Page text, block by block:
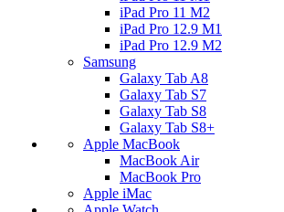
iPad Pro 11 M2
iPad Pro 12.9 M1
iPad Pro 12.9 M2
Samsung
Galaxy Tab A8
Galaxy Tab S7
Galaxy Tab S8
Galaxy Tab S8+
Apple MacBook
MacBook Air
MacBook Pro
Apple iMac